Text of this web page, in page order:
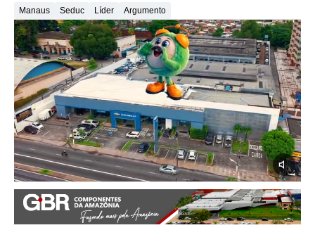
Manaus Seduc Líder Argumento